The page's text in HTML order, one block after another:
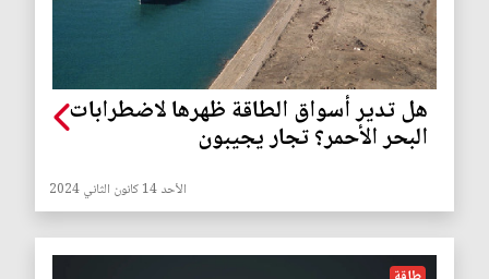
هل تدير أسواق الطاقة ظهرها لاضطرابات
البحر الأحمر؟ تجار يجيبون
الأحد 14 كانون الثاني 2024